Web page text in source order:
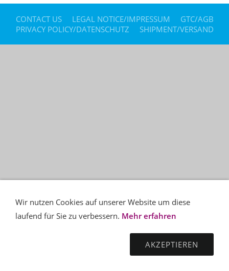
CONTACT US LEGAL NOTICE/IMPRESSUM
GTC/AGB
PRIVACY POLICY/DATENSCHUTZ
SHIPMENT/VERSAND
Wir nutzen Cookies auf unserer Website um diese
laufend für Sie zu verbessern. Mehr erfahren
AKZEPTIEREN